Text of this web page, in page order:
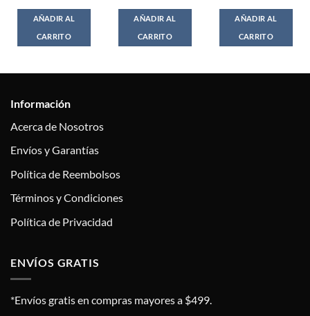
AÑADIR AL
CARRITO
AÑADIR AL
CARRITO
AÑADIR AL
CARRITO
Información
Acerca de Nosotros
Envíos y Garantías
Política de Reembolsos
Términos y Condiciones
Política de Privacidad
ENVÍOS GRATIS
*Envíos gratis en compras mayores a $499.